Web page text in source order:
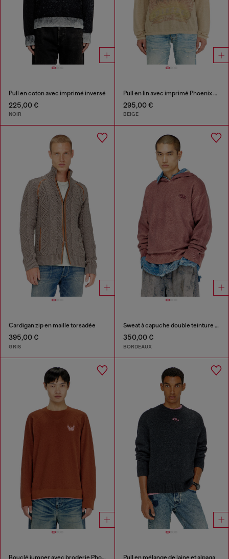
Pull en coton avec imprimé inversé
225,00 €
NOIR
Pull en lin avec imprimé Phoenix délavé
295,00 €
BEIGE
Cardigan zip en maille torsadée
395,00 €
GRIS
Sweat à capuche double teinture en maille mélangée laine
350,00 €
BORDEAUX